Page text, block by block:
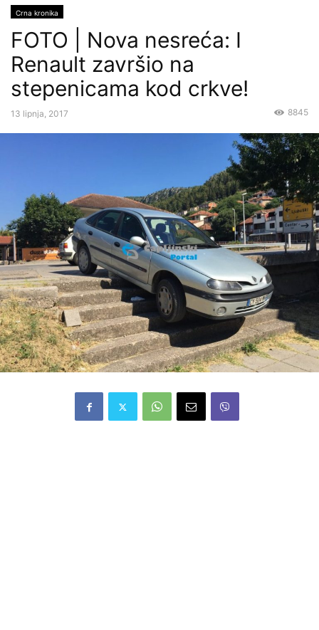
Crna kronika
FOTO | Nova nesreća: I
Renault završio na
stepenicama kod crkve!
13 lipnja, 2017 8845